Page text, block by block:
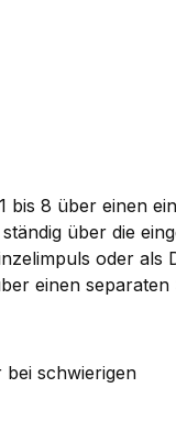
bis 8 über einen
über die
oder als
einen separaten
bei schwierigen